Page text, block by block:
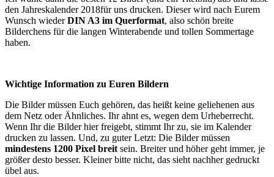
den Jahreskalender 2018für uns drucken. Dieser wird nach Eurem
Wunsch wiederDIN A3 im Querformat, also schön breite
Bilderchens für die langen Winterabende und tollen Sommertage
haben.
Wichtige Information zu Euren Bildern
Die Bilder müssen Euch gehören, das heißt keine geliehenen aus
dem Netz oder Ähnliches. Ihr ahnt es, wegen dem Urheberrecht.
Wenn Ihr die Bilder hier freigebt, stimmt Ihr zu, sie im Kalender
drucken zu lassen. Und, zu guter Letzt: Die Bilder müssen
mindestens 1200 Pixel breit sein. Breiter und höher geht immer, je
größer desto besser. Kleiner bitte nicht, das sieht nachher gedruckt
übel aus.